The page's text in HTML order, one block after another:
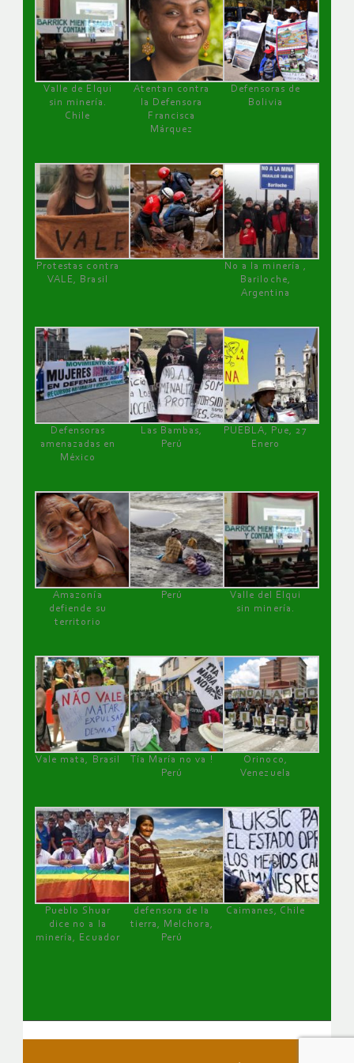
Valle de Elqui
sin minería.
Chile
Atentan contra
la Defensora
Francisca
Márquez
Defensoras de
Bolivia
Protestas contra
VALE, Brasil
No a la minería ,
Bariloche,
Argentina
Defensoras
amenazadas en
México
Las Bambas,
Perú
PUEBLA, Pue, 27
Enero
Amazonía
defiende su
territorio
Perú
Valle del Elqui
sin minería.
Vale mata, Brasil
Tía María no va !
Perú
Orinoco,
Venezuela
Pueblo Shuar
dice no a la
minería, Ecuador
defensora de la
tierra, Melchora,
Perú
Caimanes, Chile